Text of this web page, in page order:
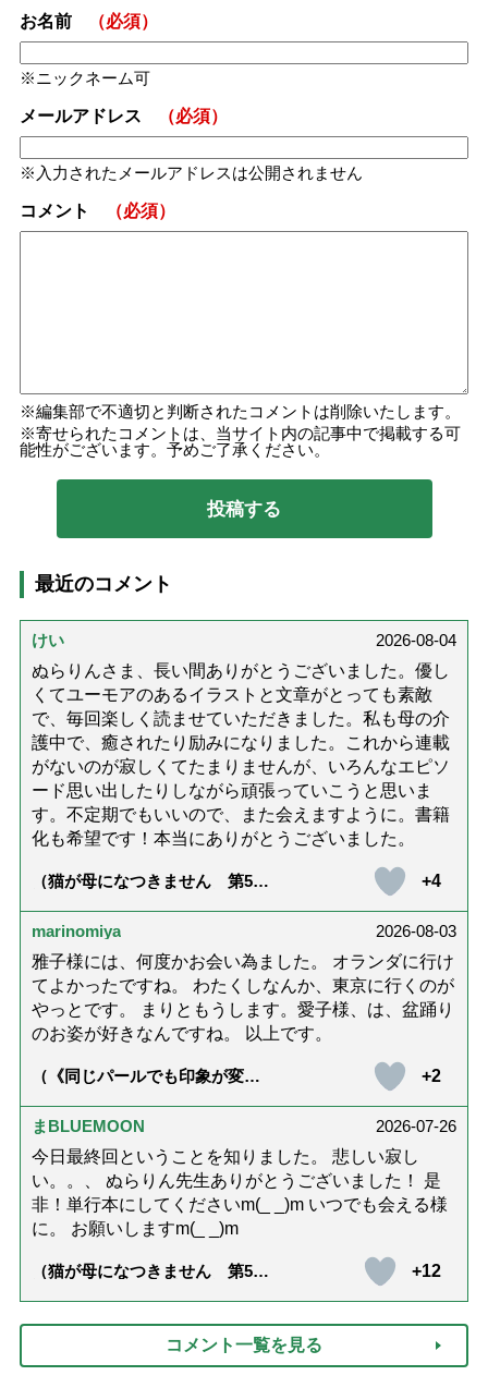
お名前 （必須）
ニックネーム可
メールアドレス （必須）
入力されたメールアドレスは公開されません
コメント （必須）
編集部で不適切と判断されたコメントは削除いたします。
寄せられたコメントは、当サイト内の記事中で掲載する可
能性がございます。予めご了承ください。
最近のコメント
けい
2026-08-04
ぬらりんさま、長い間ありがとうございました。優し
くてユーモアのあるイラストと文章がとっても素敵
で、毎回楽しく読ませていただきました。私も母の介
護中で、癒されたり励みになりました。これから連載
がないのが寂しくてたまりませんが、いろんなエピソ
ード思い出したりしながら頑張っていこうと思いま
す。不定期でもいいので、また会えますように。書籍
化も希望です！本当にありがとうございました。
（猫が母になつきません 第500
+4
marinomiya
2026-08-03
雅子様には、何度かお会い為ました。 オランダに行け
てよかったですね。 わたくしなんか、東京に行くのが
やっとです。 まりともうします。愛子様、は、盆踊り
のお姿が好きなんですね。 以上です。
（《同じパールでも印象が変
の夏ネックレス」上品＆涼しげ
に見せる4つの法則）
+2
まBLUEMOON
2026-07-26
今日最終回ということを知りました。 悲しい寂し
い。。、 ぬらりん先生ありがとうございました！ 是
非！単行本にしてくださいm(_ _)m いつでも会える様
に。 お願いしますm(_ _)m
（猫が母になつきません 第500
+12
コメント一覧を見る